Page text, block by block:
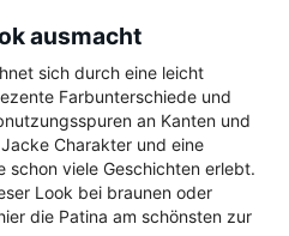
ausmacht
sich durch eine leicht
Farbunterschiede und
an Kanten und
Charakter und eine
schon viele Geschichten erlebt.
Look bei braunen oder
die Patina am schönsten zur